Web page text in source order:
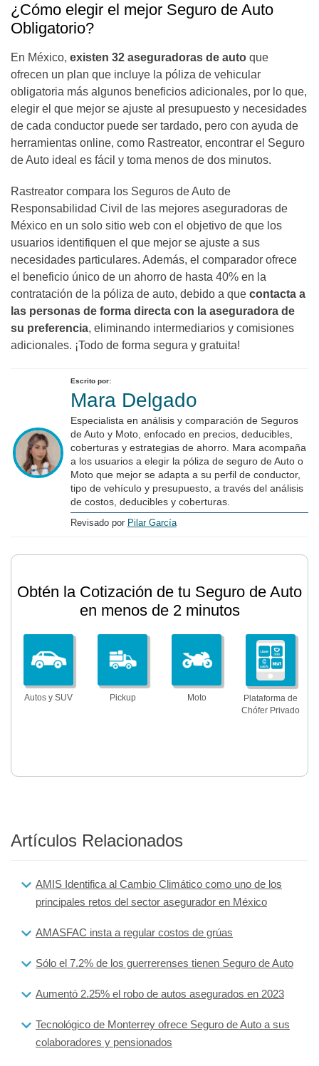
¿Cómo elegir el mejor Seguro de Auto
Obligatorio?
En México, existen 32 aseguradoras de auto que
ofrecen un plan que incluye la póliza de vehicular
obligatoria más algunos beneficios adicionales, por lo que,
elegir el que mejor se ajuste al presupuesto y necesidades
de cada conductor puede ser tardado, pero con ayuda de
herramientas online, como Rastreator, encontrar el Seguro
de Auto ideal es fácil y toma menos de dos minutos.
Rastreator compara los Seguros de Auto de
Responsabilidad Civil de las mejores aseguradoras de
México en un solo sitio web con el objetivo de que los
usuarios identifiquen el que mejor se ajuste a sus
necesidades particulares. Además, el comparador ofrece
el beneficio único de un ahorro de hasta 40% en la
contratación de la póliza de auto, debido a que contacta a
las personas de forma directa con la aseguradora de
su preferencia, eliminando intermediarios y comisiones
adicionales. ¡Todo de forma segura y gratuita!
Escrito por:
Mara Delgado
Especialista en análisis y comparación de Seguros
de Auto y Moto, enfocado en precios, deducibles,
coberturas y estrategias de ahorro. Mara acompaña
a los usuarios a elegir la póliza de seguro de Auto o
Moto que mejor se adapta a su perfil de conductor,
tipo de vehículo y presupuesto, a través del análisis
de costos, deducibles y coberturas.
Revisado por Pilar García
Obtén la Cotización de tu Seguro de Auto
en menos de 2 minutos
Autos y SUV Pickup Moto
Plataforma de
Chófer Privado
Artículos Relacionados
AMIS Identifica al Cambio Climático como uno de los
principales retos del sector asegurador en México
AMASFAC insta a regular costos de grúas
Sólo el 7.2% de los guerrerenses tienen Seguro de Auto
Aumentó 2.25% el robo de autos asegurados en 2023
Tecnológico de Monterrey ofrece Seguro de Auto a sus
colaboradores y pensionados